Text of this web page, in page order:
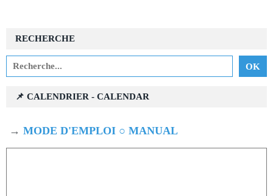
RECHERCHE
📌 CALENDRIER - CALENDAR
→ MODE D'EMPLOI ○ MANUAL